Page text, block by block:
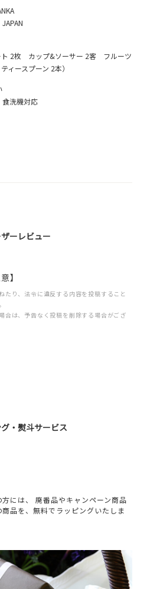
JAPAN
ト 2枚 カップ&ソーサー 2客 フルーツ
ィースプーン 2本）
食洗機対応
ーレビュー
】
たり、法令に違反する内容を投稿すること
合は、予告なく投稿を削除する場合がござ
・熨斗サービス
には、 廃番品やキャンペーン商品
商品を、無料でラッピングいたしま